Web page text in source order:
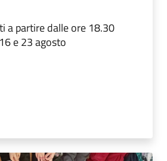
a partire dalle ore 18.30
e 23 agosto